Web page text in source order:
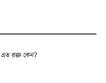
এত রক্ত কেন?